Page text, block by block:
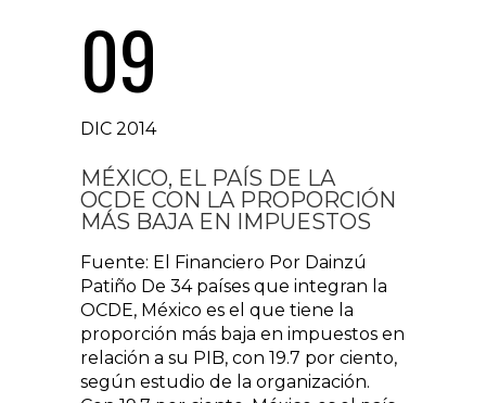
09
DIC 2014
MÉXICO, EL PAÍS DE LA
OCDE CON LA PROPORCIÓN
MÁS BAJA EN IMPUESTOS
Fuente: El Financiero Por Dainzú
Patiño De 34 países que integran la
OCDE, México es el que tiene la
proporción más baja en impuestos en
relación a su PIB, con 19.7 por ciento,
según estudio de la organización.